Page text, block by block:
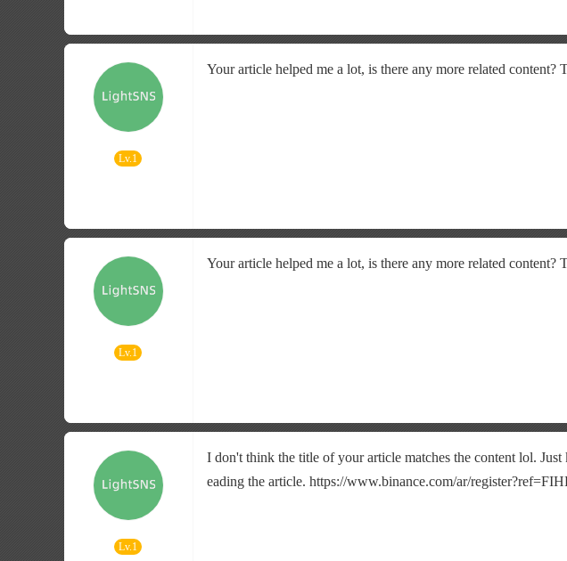
Lv.1
Your article helped me a lot, is there any more related content?
Lv.1
Your article helped me a lot, is there any more related content?
Lv.1
I don't think the title of your article matches the content lol.
eading the article. https://www.binance.com/ar/